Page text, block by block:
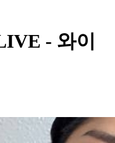
- 와이